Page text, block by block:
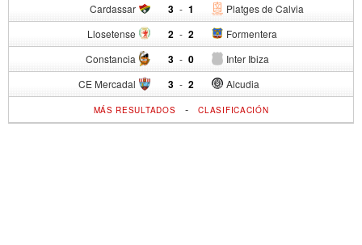
Cardassar 3 - Platges de Calvia
1
Llosetense 2 - Formentera
2
Constancia 3 - Inter Ibiza
0
CE Mercadal 3 - Alcudia
2
MÁS RESULTADOS -CLASIFICACIÓN